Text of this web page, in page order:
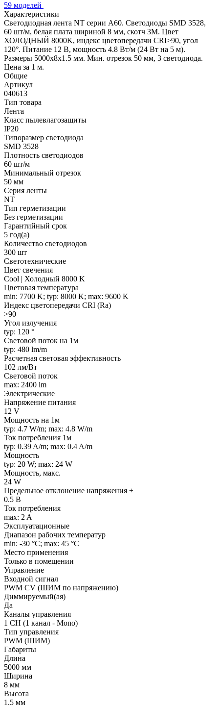
59 моделей
Характеристики
Светодиодная лента NT серии A60. Светодиоды SMD 3528,
60 шт/м, белая плата шириной 8 мм, скотч 3M. Цвет
ХОЛОДНЫЙ 8000K, индекс цветопередачи CRI>90, угол
120°. Питание 12 В, мощность 4.8 Вт/м (24 Вт на 5 м).
Размеры 5000x8x1.5 мм. Мин. отрезок 50 мм, 3 светодиода.
Цена за 1 м.
Общие
Артикул
040613
Тип товара
Лента
Класс пылевлагозащиты
IP20
Типоразмер светодиода
SMD 3528
Плотность светодиодов
60 шт/м
Минимальный отрезок
50 мм
Серия ленты
NT
Тип герметизации
Без герметизации
Гарантийный срок
5 год(а)
Количество светодиодов
300 шт
Светотехнические
Цвет свечения
Cool | Холодный 8000 K
Цветовая температура
min: 7700 K; typ: 8000 K; max: 9600 K
Индекс цветопередачи CRI (Ra)
>90
Угол излучения
typ: 120 °
Световой поток на 1м
typ: 480 lm/m
Расчетная световая эффективность
102 лм/Вт
Световой поток
max: 2400 lm
Электрические
Напряжение питания
12 V
Мощность на 1м
typ: 4.7 W/m; max: 4.8 W/m
Ток потребления 1м
typ: 0.39 A/m; max: 0.4 A/m
Мощность
typ: 20 W; max: 24 W
Мощность, макс.
24 W
Предельное отклонение напряжения ±
0.5 В
Ток потребления
max: 2 A
Эксплуатационные
Диапазон рабочих температур
min: -30 °C; max: 45 °C
Место применения
Только в помещении
Управление
Входной сигнал
PWM СV (ШИМ по напряжению)
Диммируемый(ая)
Да
Каналы управления
1 CH (1 канал - Mono)
Тип управления
PWM (ШИМ)
Габариты
Длина
5000 мм
Ширина
8 мм
Высота
1.5 мм